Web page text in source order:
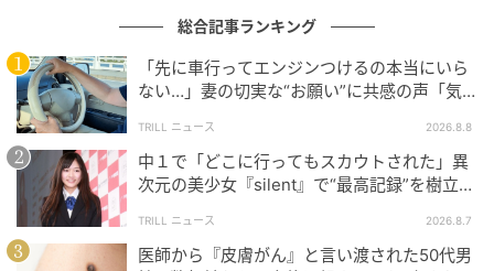
総合記事ランキング
「先に車行ってエンジンつけるの本当にいら
ない…」妻の切実な“お願い”に共感の声「気
TRILL ニュース 2026.8.8
中１で「どこに行ってもスカウトされた」異
次元の美少女『silent』で“最高記録”を樹立し
TRILL ニュース 2026.8.7
医師から『皮膚がん』と言い渡された50代男